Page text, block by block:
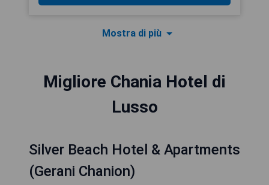
Mostra di più
Migliore Chania Hotel di
Lusso
Silver Beach Hotel & Apartments
(Gerani Chanion)